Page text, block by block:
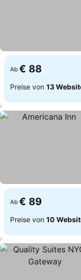
Ab € 88
Preise von 13
Ab € 89
Preise von 10